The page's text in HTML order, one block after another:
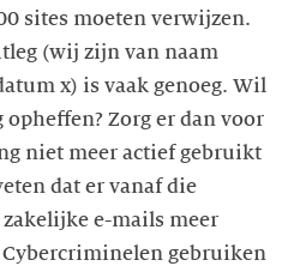
sites moeten verwijzen.
(wij zijn van naam
x) is vaak genoeg. Wil
opheffen? Zorg er dan voor
niet meer actief gebruikt
dat er vanaf die
e-mails meer
gebruiken